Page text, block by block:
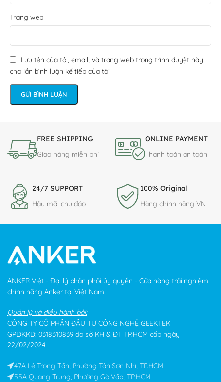
Trang web
Lưu tên của tôi, email, và trang web trong trình duyệt này
cho lần bình luận kế tiếp của tôi.
FREE SHIPPING
Giao hàng miễn phí
ONLINE PAYMENT
Thanh toán an toàn
24/7 SUPPORT
Hậu mãi chu đáo
100% Original
Hàng chính hãng VN
ANKER Việt - Đại lý phân phối ủy quyền - Cửa hàng trải nghiệm
chính hãng Anker tại Việt Nam
Quản lý và điều hành bởi:
CÔNG TY CỔ PHẦN ĐẦU TƯ CÔNG NGHỆ GEEKTEK
GPDKKD: 0318310839 do sở KH & ĐT TP.HCM cấp ngày
22/02/2024
47A Lê Trọng Tấn, Phường Tân Sơn Nhì, TP.HCM
55A Quang Trung, Phường Gò Vấp, TP.HCM